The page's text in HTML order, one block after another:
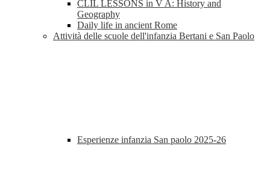
CLIL LESSONS in V A: History and
Geography
Daily life in ancient Rome
Attività delle scuole dell'infanzia Bertani e San Paolo
Esperienze infanzia San paolo 2025-26